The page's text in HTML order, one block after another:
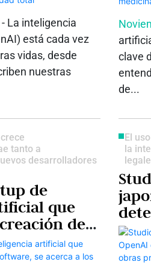
- La inteligencia
está cada vez
vidas, desde
nuestras
clave
de...
tanto a
desarrolladores
de
que
de
a los 8
El
la
de